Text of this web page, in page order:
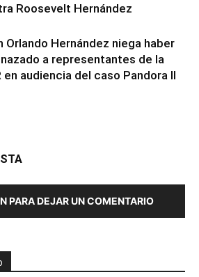
Roosevelt Hernández
Orlando Hernández niega haber
a representantes de la
en audiencia del caso Pandora II
PARA DEJAR UN COMENTARIO